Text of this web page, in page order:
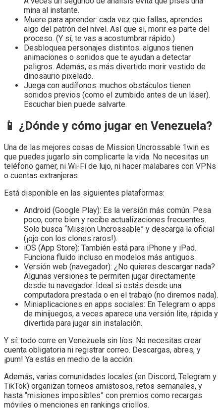
mina al instante.
Muere para aprender: cada vez que fallas, aprendes
algo del patrón del nivel. Así que sí, morir es parte del
proceso. (Y sí, te vas a acostumbrar rápido.)
Desbloquea personajes distintos: algunos tienen
animaciones o sonidos que te ayudan a detectar
peligros. Además, es más divertido morir vestido de
dinosaurio pixelado.
Juega con audífonos: muchos obstáculos tienen
sonidos previos (como el zumbido antes de un láser).
Escuchar bien puede salvarte.
📱 ¿Dónde y cómo jugar en Venezuela?
Una de las mejores cosas de Mission Uncrossable 1win es
que puedes jugarlo sin complicarte la vida. No necesitas un
teléfono gamer, ni Wi-Fi de lujo, ni hacer malabares con VPNs
o cuentas extranjeras.
Está disponible en las siguientes plataformas:
Android (Google Play): Es la versión más común. Pesa
poco, corre bien y recibe actualizaciones frecuentes.
Solo busca “Mission Uncrossable” y descarga la oficial
(¡ojo con los clones raros!).
iOS (App Store): También está para iPhone y iPad.
Funciona fluido incluso en modelos más antiguos.
Versión web (navegador): ¿No quieres descargar nada?
Algunas versiones te permiten jugar directamente
desde tu navegador. Ideal si estás desde una
computadora prestada o en el trabajo (no diremos nada).
Miniaplicaciones en apps sociales: En Telegram o apps
de minijuegos, a veces aparece una versión lite, rápida y
divertida para jugar sin instalación.
Y sí: todo corre en Venezuela sin líos. No necesitas crear
cuenta obligatoria ni registrar correo. Descargas, abres, y
¡pum! Ya estás en medio de la acción.
Además, varias comunidades locales (en Discord, Telegram y
TikTok) organizan torneos amistosos, retos semanales, y
hasta “misiones imposibles” con premios como recargas
móviles o menciones en rankings criollos.